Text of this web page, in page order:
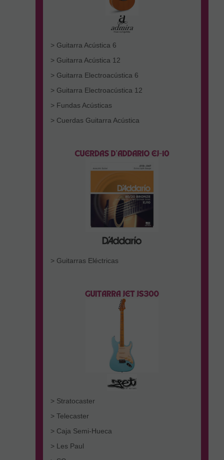
> Guitarra Acústica 6
> Guitarra Acústica 12
> Guitarra Electroacústica 6
> Guitarra Electroacústica 12
> Fundas Acústicas
> Cuerdas Guitarra Acústica
> Guitarras Eléctricas
> Stratocaster
> Telecaster
> Caja Semi-Hueca
> Les Paul